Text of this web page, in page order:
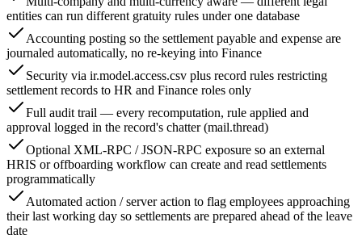
entities can run different gratuity rules under one database
Accounting posting so the settlement payable and expense are
journaled automatically, no re-keying into Finance
Security via ir.model.access.csv plus record rules restricting
settlement records to HR and Finance roles only
Full audit trail — every recomputation, rule applied and
approval logged in the record's chatter (mail.thread)
Optional XML-RPC / JSON-RPC exposure so an external
HRIS or offboarding workflow can create and read settlements
programmatically
Automated action / server action to flag employees approaching
their last working day so settlements are prepared ahead of the leave
date